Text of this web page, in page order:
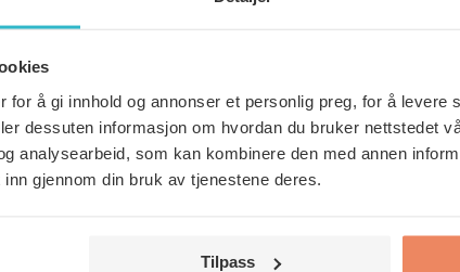
for å gi innhold og annonser et personlig preg, for å levere
dessuten informasjon om hvordan du bruker nettstedet
analysearbeid, som kan kombinere den med annen
gjennom din bruk av tjenestene deres.
Tilpass
i mitt ventilasjonsanlegg?
i min bolig?